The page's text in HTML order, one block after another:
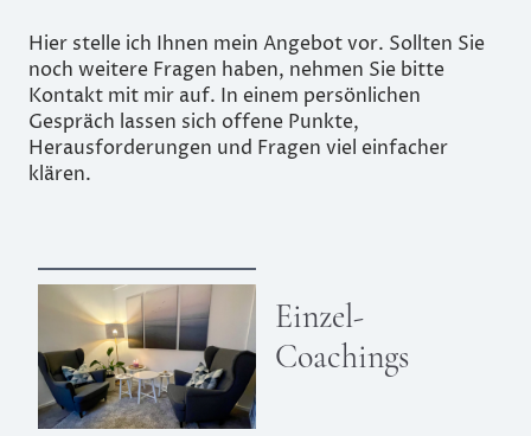
Hier stelle ich Ihnen mein Angebot vor. Sollten Sie
noch weitere Fragen haben, nehmen Sie bitte
Kontakt mit mir auf. In einem persönlichen
Gespräch lassen sich offene Punkte,
Herausforderungen und Fragen viel einfacher
klären.
Einzel-
Coachings